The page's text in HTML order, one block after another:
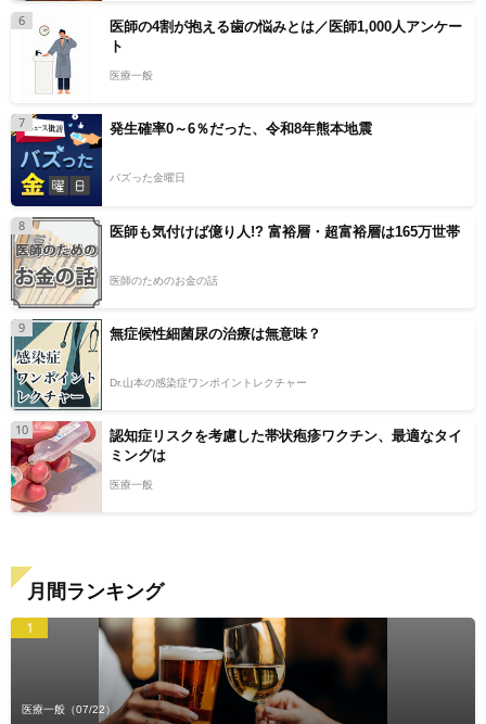
6
医師の4割が抱える歯の悩みとは／医師1,000人アンケー
ト
医療一般
7 発生確率0～6％だった、令和8年熊本地震
バズった金曜日
8 医師も気付けば億り人!? 富裕層・超富裕層は165万世帯
医師のためのお金の話
9 無症候性細菌尿の治療は無意味？
Dr.山本の感染症ワンポイントレクチャー
10
認知症リスクを考慮した帯状疱疹ワクチン、最適なタイ
ミングは
医療一般
月間ランキング
1
医療一般 （07/22）